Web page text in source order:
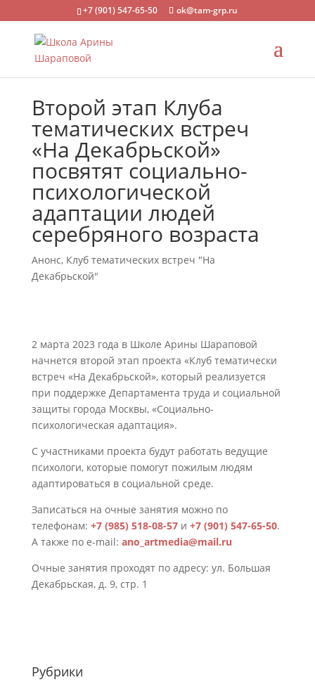
+7 (901) 547-65-50 ok@tam-grp.ru
Второй этап Клуба
тематических встреч
«На Декабрьской»
посвятят социально-
психологической
адаптации людей
серебряного возраста
Анонс, Клуб тематических встреч "На
Декабрьской"
2 марта 2023 года в Школе Арины Шараповой
начнется второй этап проекта «Клуб тематически
встреч «На Декабрьской», который реализуется
при поддержке Департамента труда и социальной
защиты города Москвы, «Социально-
психологическая адаптация».
С участниками проекта будут работать ведущие
психологи, которые помогут пожилым людям
адаптироваться в социальной среде.
Записаться на очные занятия можно по
телефонам: +7 (985) 518-08-57и +7 (901) 547-65-50.
А также по e-mail: ano_artmedia@mail.ru
Очные занятия проходят по адресу: ул. Большая
Декабрьская, д. 9, стр. 1
Рубрики